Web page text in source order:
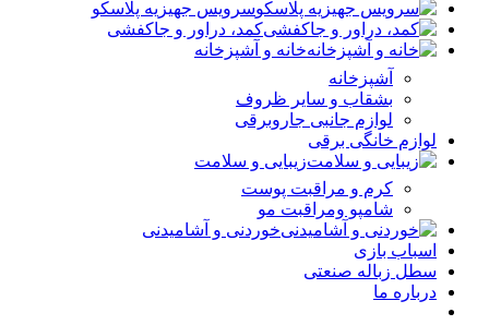
سرویس جهیزیه پلاسکو
کمد، دراور و جاکفشی
خانه و آشپزخانه
آشپزخانه
بشقاب و سایر ظروف
لوازم جانبی جاروبرقی
لوازم خانگی برقی
زیبایی و سلامت
کرم و مراقبت پوست
شامپو ومراقبت مو
خوردنی و آشامیدنی
اسباب بازی
سطل زباله صنعتی
درباره ما